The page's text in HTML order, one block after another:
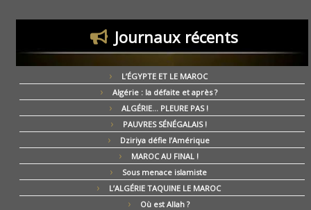
Journaux récents
L’ÉGYPTE ET LE MAROC
Algérie : la défaite et après ?
ALGÉRIE… PLEURE PAS !
PAUVRES SÉNÉGALAIS !
Dziriya défie l’Amérique
MAROC AU FINAL !
Sous menace islamiste
L’ALGÉRIE TAQUINE LE MAROC
Où est Allah ?